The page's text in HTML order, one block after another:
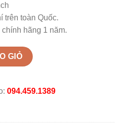
trên toàn Quốc.
hãng 1 năm.
inch độ nét cao quantity
GIỎ
094.459.1389